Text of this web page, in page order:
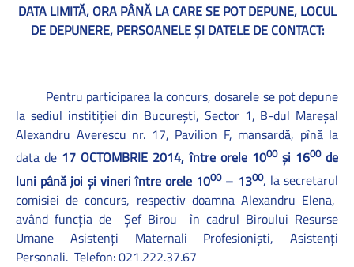
DATA LIMITĂ, ORA PÂNĂ LA CARE SE POT DEPUNE, LOCUL
DE DEPUNERE, PERSOANELE ŞI DATELE DE CONTACT:
Pentru participarea la concurs, dosarele se pot depune
la sediul institiţiei din Bucureşti, Sector 1, B-dul Mareşal
Alexandru Averescu nr. 17, Pavilion F, mansardă, pînă la
data de 17 OCTOMBRIE 2014, între orele 1000şi 1600de
luni până joi şi vineri între orele 1000– 1300, la secretarul
comisiei de concurs, respectiv doamna Alexandru Elena,
având funcţia de
Şef Birou
în cadrul Biroului Resurse
Umane Asistenţi Maternali Profesionişti, Asistenţi
Personali. Telefon: 021.222.37.67